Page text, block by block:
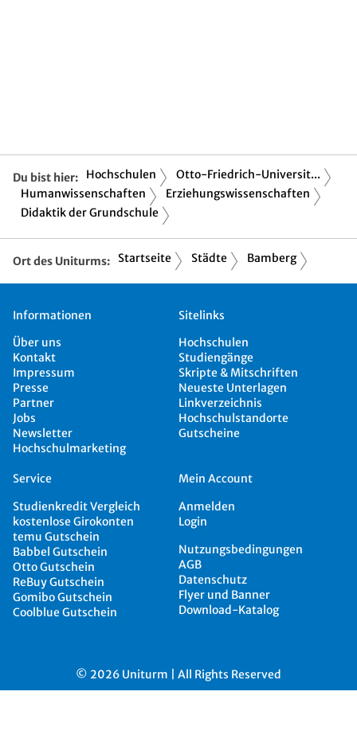
Du bist hier: Hochschulen
Otto-Friedrich-Universit...
Humanwissenschaften
Erziehungswissenschaften
Didaktik der Grundschule
Ort des Uniturms: Startseite Städte Bamberg
Informationen
Über uns
Kontakt
Impressum
Presse
Partner
Jobs
Newsletter
Hochschulmarketing
Sitelinks
Hochschulen
Studiengänge
Skripte & Mitschriften
Neueste Unterlagen
Linkverzeichnis
Hochschulstandorte
Gutscheine
Service
Studienkredit Vergleich
kostenlose Girokonten
temu Gutschein
Babbel Gutschein
Otto Gutschein
ReBuy Gutschein
Gomibo Gutschein
Coolblue Gutschein
Mein Account
Anmelden
Login
Nutzungsbedingungen
AGB
Datenschutz
Flyer und Banner
Download-Katalog
© 2026 Uniturm | All Rights Reserved